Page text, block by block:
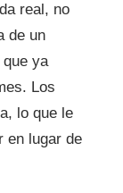
real, no
de un
ya
Los
lo que le
en lugar de